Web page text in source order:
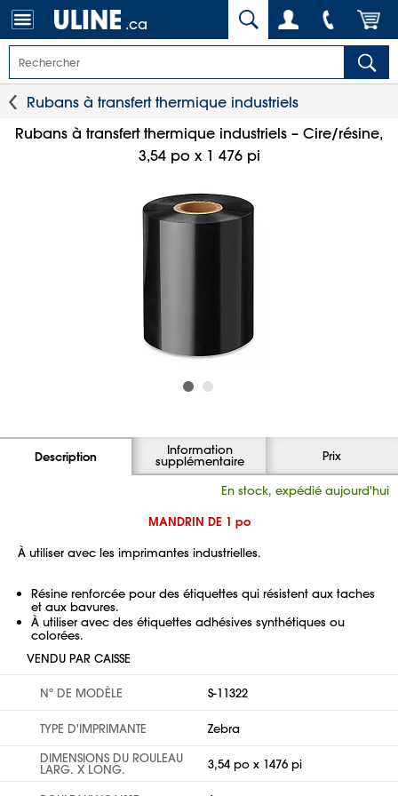
.ca
Rubans à transfert thermique industriels
Rubans à transfert thermique industriels – Cire/résine,
3,54 po x 1 476 pi
Description Information
supplémentaire Prix
En stock, expédié aujourd'hui
MANDRIN DE 1 po
À utiliser avec les imprimantes industrielles.
Résine renforcée pour des étiquettes qui résistent aux taches
et aux bavures.
À utiliser avec des étiquettes adhésives synthétiques ou
colorées.
VENDU PAR CAISSE
Nº DE MODÈLE S-11322
TYPE D'IMPRIMANTE
Zebra
DIMENSIONS DU ROULEAU
LARG. X LONG. 3,54 po x 1476 pi